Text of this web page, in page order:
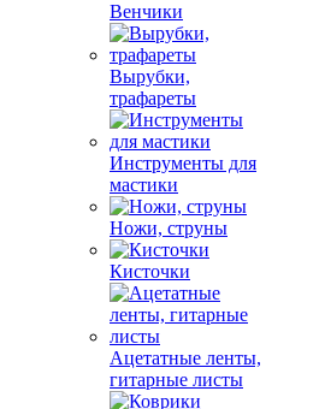
Венчики
Вырубки,
трафареты
Инструменты для
мастики
Ножи, струны
Кисточки
Ацетатные ленты,
гитарные листы